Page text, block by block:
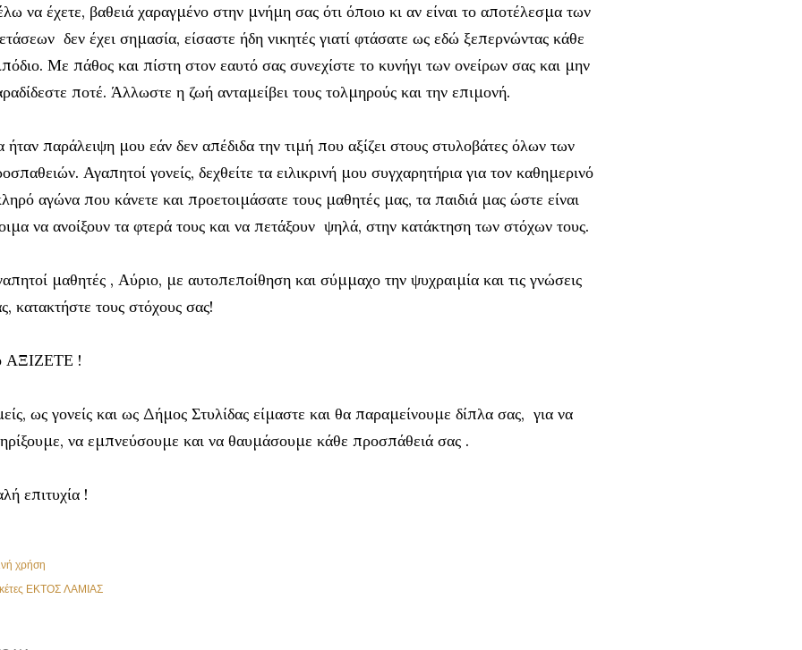
να έχετε, βαθειά χαραγμένο στην μνήμη σας ότι όποιο κι αν είναι το αποτέλεσμα των
δεν έχει σημασία, είσαστε ήδη νικητές γιατί φτάσατε ως εδώ ξεπερνώντας κάθε
Με πάθος και πίστη στον εαυτό σας συνεχίστε το κυνήγι των ονείρων σας και μην
ποτέ. Άλλωστε η ζωή ανταμείβει τους τολμηρούς και την επιμονή.
ήταν παράλειψη μου εάν δεν απέδιδα την τιμή που αξίζει στους στυλοβάτες όλων των
Αγαπητοί γονείς, δεχθείτε τα ειλικρινή μου συγχαρητήρια για τον καθημερινό
αγώνα που κάνετε και προετοιμάσατε τους μαθητές μας, τα παιδιά μας ώστε είναι
να ανοίξουν τα φτερά τους και να πετάξουν ψηλά, στην κατάκτηση των στόχων τους.
μαθητές , Αύριο, με αυτοπεποίθηση και σύμμαχο την ψυχραιμία και τις γνώσεις
κατακτήστε τους στόχους σας!
ΑΞΙΖΕΤΕ !
ως γονείς και ως Δήμος Στυλίδας είμαστε και θα παραμείνουμε δίπλα σας, για να
να εμπνεύσουμε και να θαυμάσουμε κάθε προσπάθειά σας .
επιτυχία !
χρήση
ΕΚΤΟΣ ΛΑΜΙΑΣ